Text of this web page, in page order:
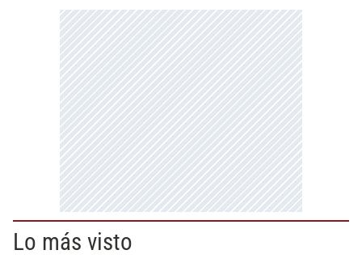
Lo más visto